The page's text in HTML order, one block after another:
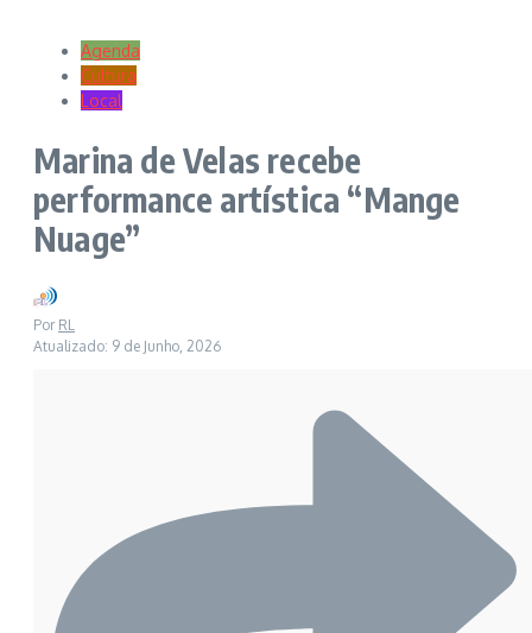
Agenda
Cultura
Local
Marina de Velas recebe
performance artística “Mange
Nuage”
Por RL
Atualizado: 9 de Junho, 2026